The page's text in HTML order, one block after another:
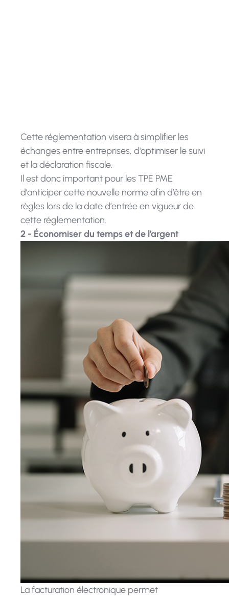
Cette réglementation visera à simplifier les
échanges entre entreprises, d'optimiser le suivi
et la déclaration fiscale.
Il est donc important pour les TPE PME
d’anticiper cette nouvelle norme afin d’être en
règles lors de la date d’entrée en vigueur de
cette réglementation.
2 - Économiser du temps et de l’argent
La facturation électronique permet